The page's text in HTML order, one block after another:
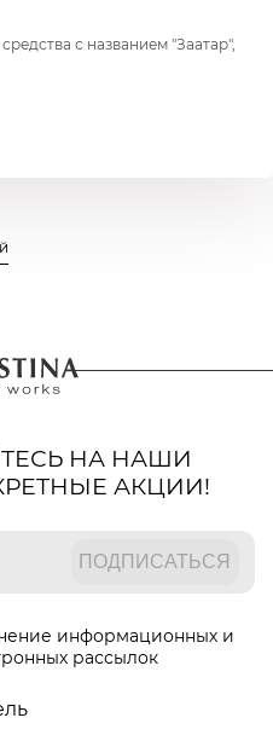
с названием "Заатар",
НА НАШИ
АКЦИИ!
информационных и
рассылок